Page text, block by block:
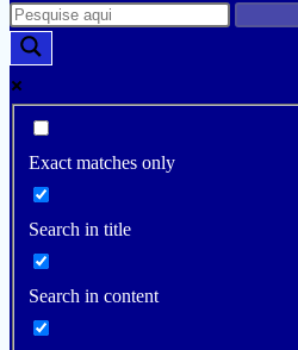
Exact matches only
Search in title
Search in content